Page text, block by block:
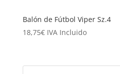
Balón de Fútbol Viper Sz.4
18,75€ IVA Incluido